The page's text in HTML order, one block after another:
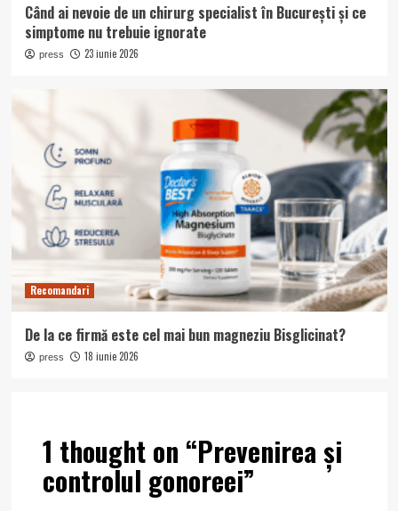
Când ai nevoie de un chirurg specialist în București și ce
simptome nu trebuie ignorate
press 23 iunie 2026
Recomandari
De la ce firmă este cel mai bun magneziu Bisglicinat?
press 18 iunie 2026
1 thought on “Prevenirea și
controlul gonoreei”